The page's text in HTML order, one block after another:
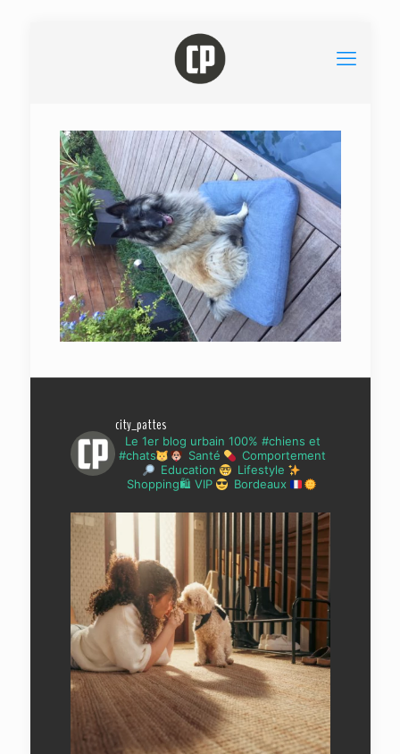
city_pattes
Le 1er blog urbain 100% #chiens et
#chats
Santé
Comportement
Education
Lifestyle
Shopping🛍 VIP
Bordeaux